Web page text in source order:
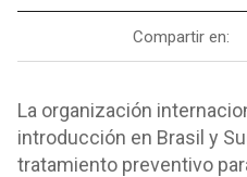
Compartir en:
La organización
introducción en Brasil y
tratamiento preventivo